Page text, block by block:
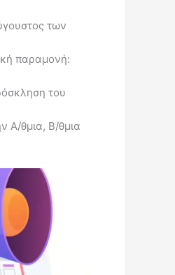
των
παραμονή:
του
Α/θμια, Β/θμια